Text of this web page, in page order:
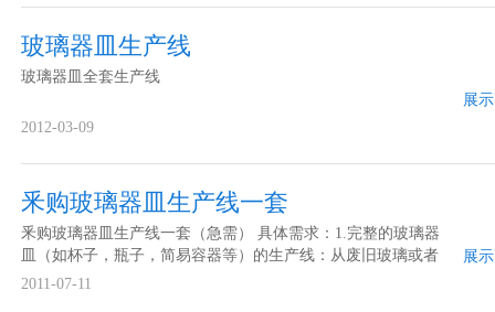
玻璃器皿生产线
玻璃器皿全套生产线
展
2012-03-09
釆购玻璃器皿生产线一套
釆购玻璃器皿生产线一套（急需） 具体需求：1.完整的玻璃器
皿（如杯子，瓶子，简易容器等）的生产线：从废旧玻璃或者
矿石，能生产出玻璃器皿；2. 每天的日产量在2吨左右； 3.价格
展
2011-07-11